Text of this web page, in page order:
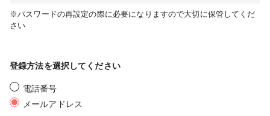
※パスワードの再設定の際に必要になりますので大切に保管してくだ
さい
登録方法を選択してください
電話番号
メールアドレス